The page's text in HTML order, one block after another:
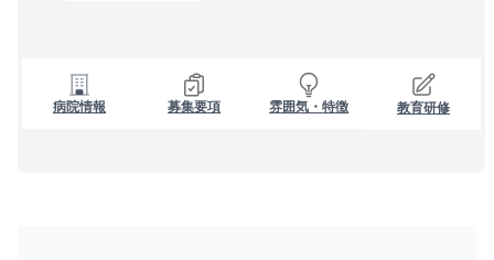
病院情報 募集要項 雰囲気・特徴 教育研修